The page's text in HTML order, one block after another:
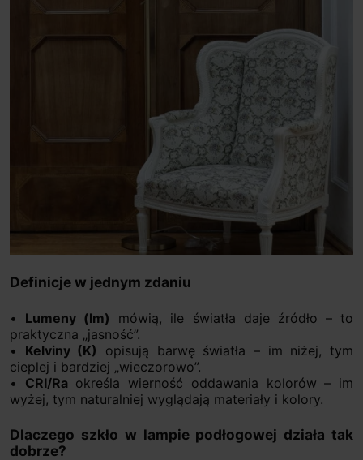
Definicje w jednym zdaniu
• Lumeny (lm)
mówią, ile światła daje źródło – to
praktyczna „jasność”.
• Kelviny (K)
opisują barwę światła – im niżej, tym
cieplej i bardziej „wieczorowo”.
• CRI/Ra określa wierność oddawania kolorów – im
wyżej, tym naturalniej wyglądają materiały i kolory.
Dlaczego szkło w lampie podłogowej działa tak
dobrze?